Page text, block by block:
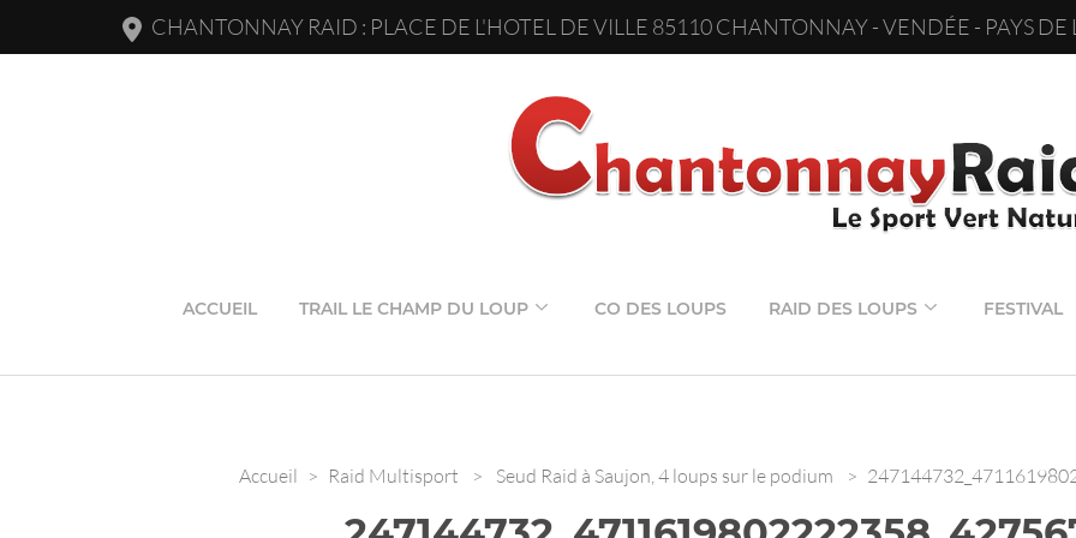
CHANTONNAY RAID : PLACE DE L'HOTEL DE VILLE 85110 CHANTONNAY - VENDÉE - PAYS DE
ACCUEIL TRAIL LE CHAMP DU LOUP CO DES LOUPS RAID DES LOUPS FESTIVAL
Accueil > Raid Multisport > Seud Raid à Saujon, 4 loups sur le podium >